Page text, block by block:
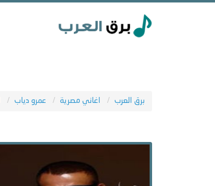
برق العرب اغاني مصرية عمرو دياب